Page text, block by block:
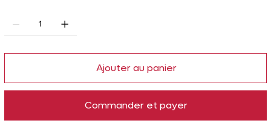
Ajouter au panier
Commander et payer